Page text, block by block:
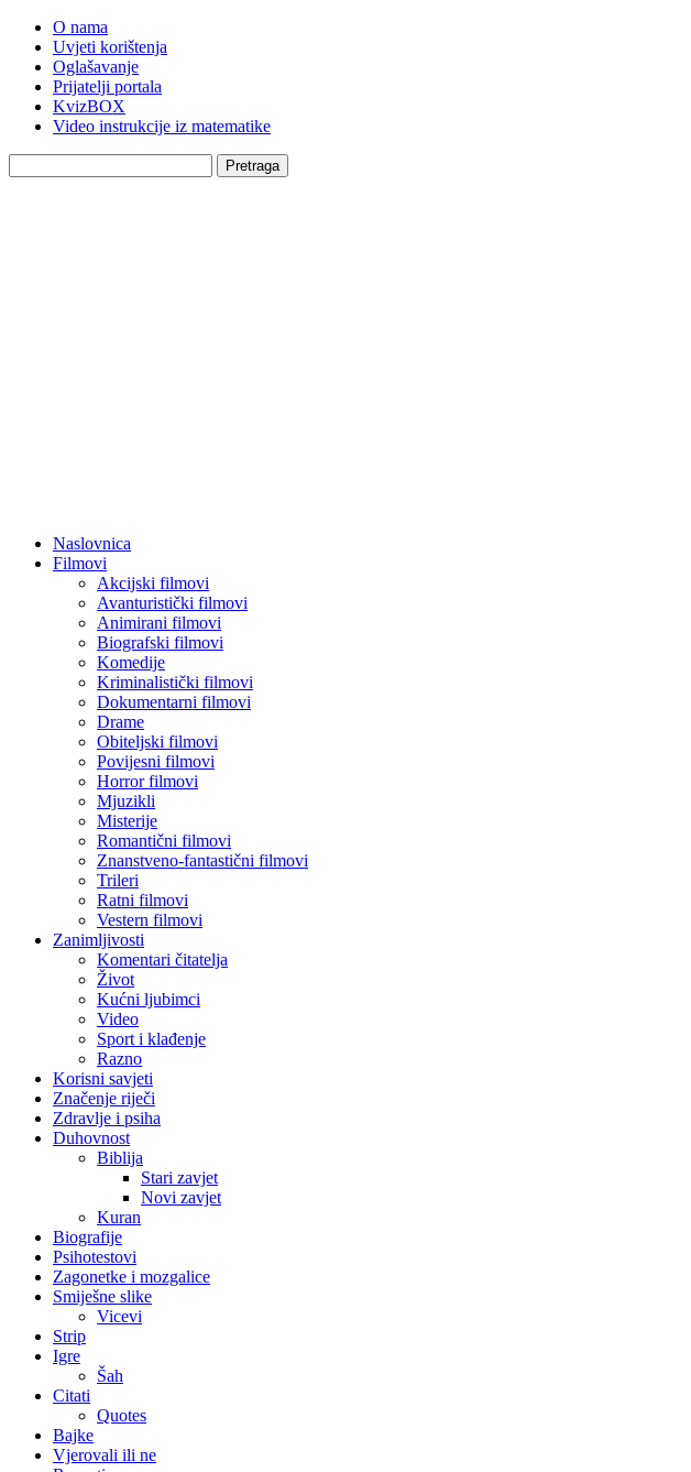
O nama
Uvjeti korištenja
Oglašavanje
Prijatelji portala
KvizBOX
Video instrukcije iz matematike
Pretraga
Naslovnica
Filmovi
Akcijski filmovi
Avanturistički filmovi
Animirani filmovi
Biografski filmovi
Komedije
Kriminalistički filmovi
Dokumentarni filmovi
Drame
Obiteljski filmovi
Povijesni filmovi
Horror filmovi
Mjuzikli
Misterije
Romantični filmovi
Znanstveno-fantastični filmovi
Trileri
Ratni filmovi
Vestern filmovi
Zanimljivosti
Komentari čitatelja
Život
Kućni ljubimci
Video
Sport i klađenje
Razno
Korisni savjeti
Značenje riječi
Zdravlje i psiha
Duhovnost
Biblija
Stari zavjet
Novi zavjet
Kuran
Biografije
Psihotestovi
Zagonetke i mozgalice
Smiješne slike
Vicevi
Strip
Igre
Šah
Citati
Quotes
Bajke
Vjerovali ili ne